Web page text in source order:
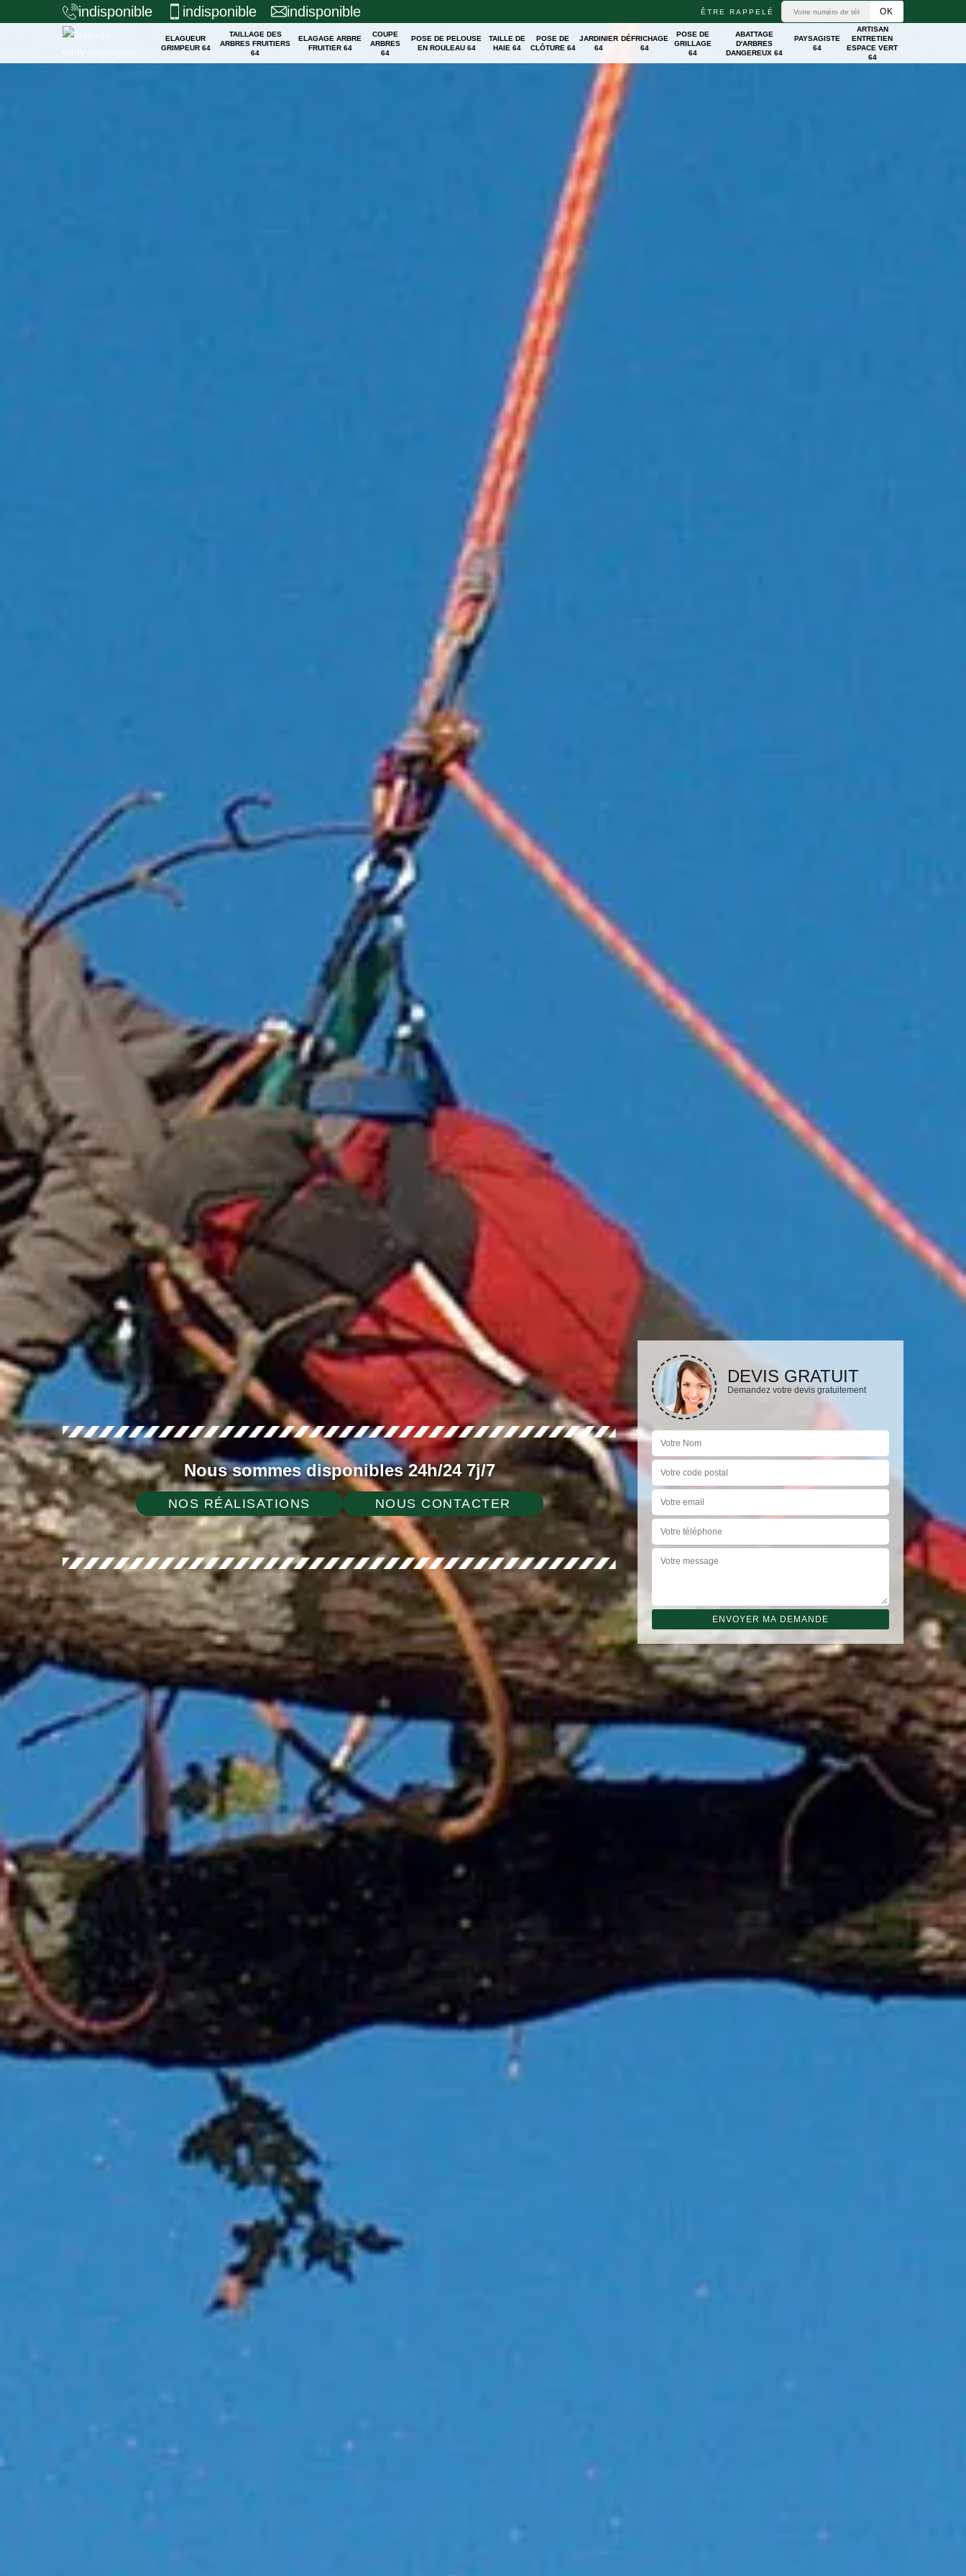
indisponible indisponible indisponible ÊTRE RAPPELÉ
ELAGUEUR
GRIMPEUR 64
TAILLAGE DES
ARBRES FRUITIERS
64
ELAGAGE ARBRE
FRUITIER 64
COUPE
ARBRES
64
POSE DE PELOUSE
EN ROULEAU 64
TAILLE DE
HAIE 64
POSE DE
CLÔTURE 64
JARDINIER
64
DÉFRICHAGE
64
POSE DE
GRILLAGE
64
ABATTAGE
D'ARBRES
DANGEREUX 64
PAYSAGISTE
64
ARTISAN
ENTRETIEN
ESPACE VERT
64
Nous sommes disponibles 24h/24 7j/7
NOS RÉALISATIONS NOUS CONTACTER
DEVIS GRATUIT
Demandez votre devis gratuitement